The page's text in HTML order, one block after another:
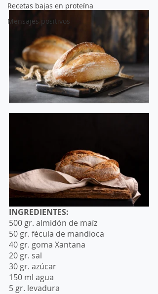
Recetas bajas en proteína
Mensajes positivos
INGREDIENTES:
500 gr. almidón de maíz
50 gr. fécula de mandioca
40 gr. goma Xantana
20 gr. sal
30 gr. azúcar
150 ml agua
5 gr. levadura